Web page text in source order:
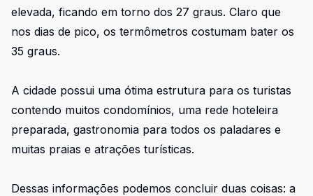
elevada, ficando em torno dos 27 graus. Claro que
nos dias de pico, os termômetros costumam bater os
35 graus.
A cidade possui uma ótima estrutura para os turistas
contendo muitos condomínios, uma rede hoteleira
preparada, gastronomia para todos os paladares e
muitas praias e atrações turísticas.
Dessas informações podemos concluir duas coisas: a